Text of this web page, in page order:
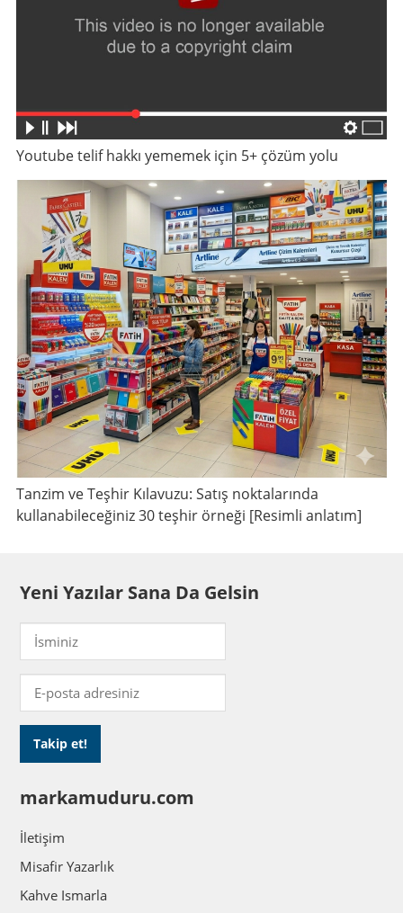
Youtube telif hakkı yememek için 5+ çözüm yolu
Tanzim ve Teşhir Kılavuzu: Satış noktalarında
kullanabileceğiniz 30 teşhir örneği [Resimli anlatım]
Yeni Yazılar Sana Da Gelsin
markamuduru.com
İletişim
Misafir Yazarlık
Kahve Ismarla